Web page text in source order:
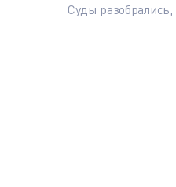
Суды разобрались,